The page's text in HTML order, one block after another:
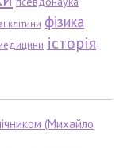
клітини фізика
історія
(Михайло